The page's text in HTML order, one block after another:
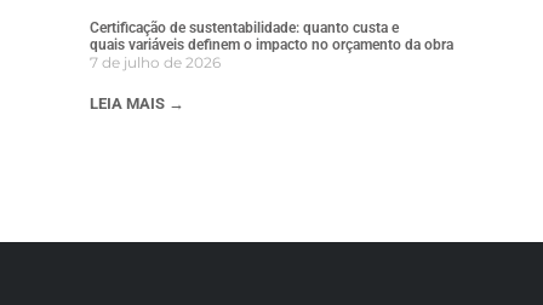
Certificação de sustentabilidade: quanto custa e
quais variáveis definem o impacto no orçamento da obra
7 de julho de 2026
LEIA MAIS →